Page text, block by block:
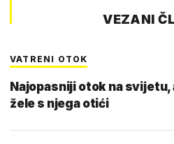
VEZANI
VATRENI OTOK
Najopasniji otok na svijetu,
žele s njega otići